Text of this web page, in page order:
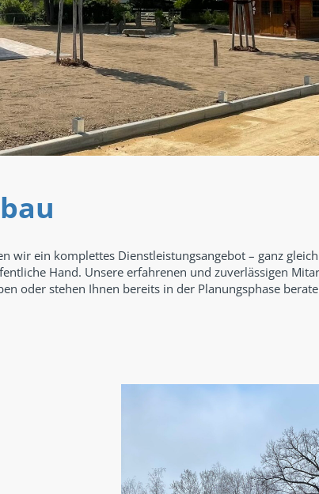
wir ein komplettes Dienstleistungsangebot – ganz
Hand. Unsere erfahrenen und zuverlässigen
oder stehen Ihnen bereits in der Planungsphase